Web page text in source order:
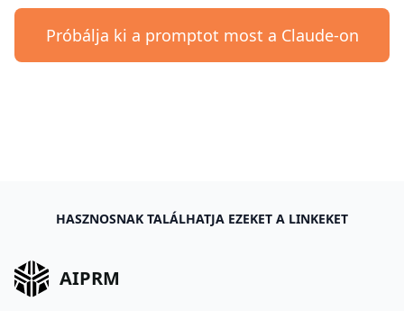
Próbálja ki a promptot most a Claude-on
HASZNOSNAK TALÁLHATJA EZEKET A LINKEKET
AIPRM